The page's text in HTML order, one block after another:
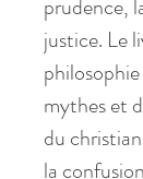
prudence,
justice. Le
mythes et
du
la